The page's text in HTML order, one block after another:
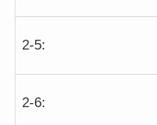
2-5:
2-6: